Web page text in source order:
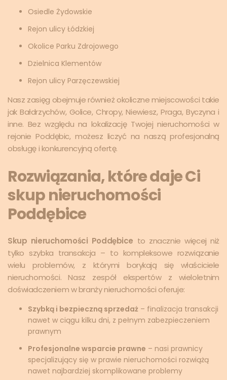
Osiedle Żydowskie
Rejon ulicy Łódzkiej
Okolice Parku Zdrojowego
Dzielnica Klementów
Rejon ulicy Parzęczewskiej
Nasz zasięg obejmuje również okoliczne miejscowości takie
jak Bałdrzychów, Golice, Chropy, Niewiesz, Praga, Byczyna i
inne. Bez względu na lokalizację Twojej nieruchomości w
rejonie Poddębic, możesz liczyć na naszą profesjonalną
obsługę i konkurencyjną ofertę.
Rozwiązania, które daje Ci
skup nieruchomości
Poddębice
Skup nieruchomości Poddębice to znacznie więcej niż
tylko szybka transakcja – to kompleksowe rozwiązanie
wielu problemów, z którymi borykają się właściciele
nieruchomości. Nasz zespół ekspertów z wieloletnim
doświadczeniem w branży nieruchomości oferuje:
Szybką i bezpieczną sprzedaż – finalizacja transakcji
nawet w ciągu kilku dni, z pełnym zabezpieczeniem
prawnym
Profesjonalne wsparcie prawne – nasi prawnicy
specjalizujący się w prawie nieruchomości rozwiążą
nawet najbardziej skomplikowane problemy